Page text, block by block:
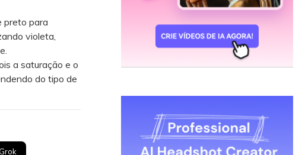
para
violeta,
a saturação e o
do tipo de
Grok